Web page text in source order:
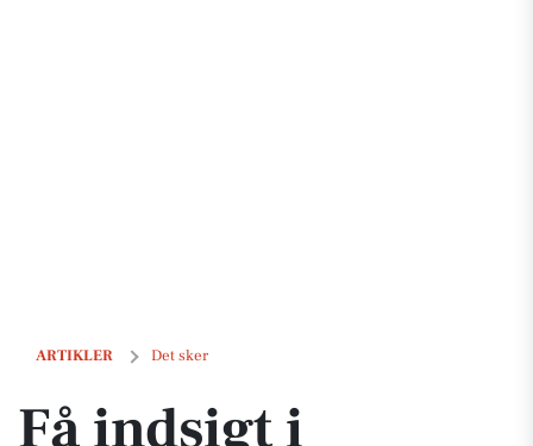
ARTIKLER Det sker
Få indsigt i CAC40-indekset med Upstream Invest
Få indsigt i